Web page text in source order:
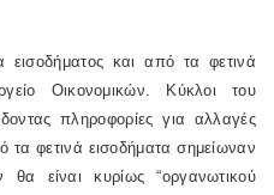
εισοδήματος και από τα φετινά
Οικονομικών. Κύκλοι του
πληροφορίες για αλλαγές
φετινά εισοδήματα σημείωναν
είναι κυρίως “οργανωτικού